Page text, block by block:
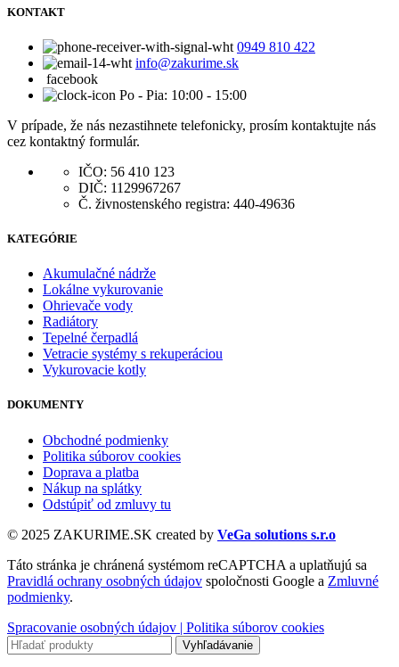
KONTAKT
0949 810 422
info@zakurime.sk
facebook
Po - Pia: 10:00 - 15:00
V prípade, že nás nezastihnete telefonicky, prosím kontaktujte nás
cez kontaktný formulár.
IČO: 56 410 123
DIČ: 1129967267
Č. živnostenského registra: 440-49636
KATEGÓRIE
Akumulačné nádrže
Lokálne vykurovanie
Ohrievače vody
Radiátory
Tepelné čerpadlá
Vetracie systémy s rekuperáciou
Vykurovacie kotly
DOKUMENTY
Obchodné podmienky
Politika súborov cookies
Doprava a platba
Nákup na splátky
Odstúpiť od zmluvy tu
© 2025 ZAKURIME.SK created by VeGa solutions s.r.o
Táto stránka je chránená systémom reCAPTCHA a uplatňujú sa
Pravidlá ochrany osobných údajov spoločnosti Google a Zmluvné
podmienky.
Spracovanie osobných údajov | Politika súborov cookies
Vyhľadávanie